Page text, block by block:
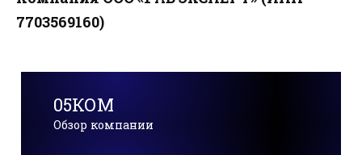
7703569160)
05КОМ
Обзор компании